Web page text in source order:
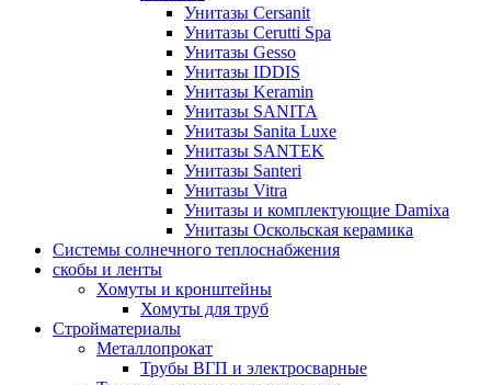
Унитазы Cersanit
Унитазы Cerutti Spa
Унитазы Gesso
Унитазы IDDIS
Унитазы Keramin
Унитазы SANITA
Унитазы Sanita Luxe
Унитазы SANTEK
Унитазы Santeri
Унитазы Vitra
Унитазы и комплектующие Damixa
Унитазы Оскольская керамика
Системы солнечного теплоснабжения
скобы и ленты
Хомуты и кронштейны
Хомуты для труб
Стройматериалы
Металлопрокат
Трубы ВГП и электросварные